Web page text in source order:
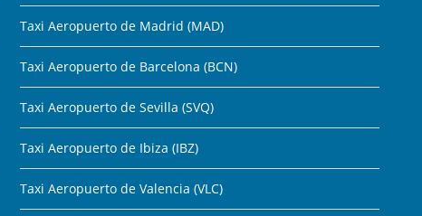
Taxi Aeropuerto de Madrid (MAD)
Taxi Aeropuerto de Barcelona (BCN)
Taxi Aeropuerto de Sevilla (SVQ)
Taxi Aeropuerto de Ibiza (IBZ)
Taxi Aeropuerto de Valencia (VLC)